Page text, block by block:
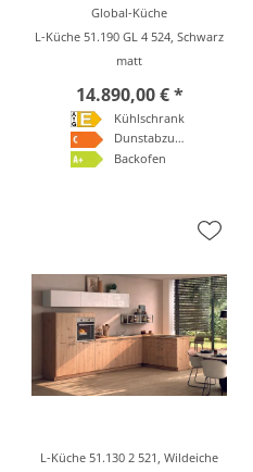
Global-Küche
L-Küche 51.190 GL 4 524, Schwarz
matt
14.890,00 € *
Kühlschrank
Dunstabzugshaube
Backofen
L-Küche 51.130 2 521, Wildeiche